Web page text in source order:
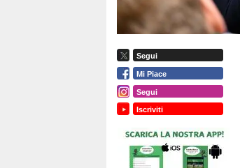
Segui
Mi Piace
Segui
Iscriviti